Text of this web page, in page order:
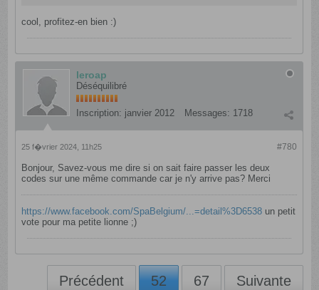
cool, profitez-en bien :)
leroap
Déséquilibré
Inscription: janvier 2012 Messages: 1718
#780
25 f�vrier 2024, 11h25
Bonjour, Savez-vous me dire si on sait faire passer les deux
codes sur une même commande car je n'y arrive pas? Merci
https://www.facebook.com/SpaBelgium/...=detail%3D6538 un petit
vote pour ma petite lionne ;)
Précédent 52 67 Suivante